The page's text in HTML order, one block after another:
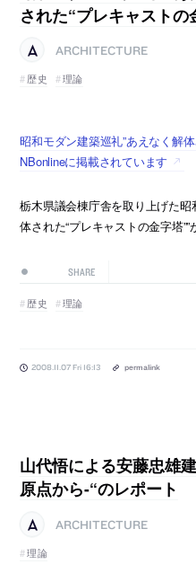
された“プレキャストの
ARCHITECTURE
歴史
理論
昭和モダン建築巡礼”あえなく解
NBonlineに掲載されています
栃木県議会棟庁舎を取り上げた
体された“プレキャストの金字塔””
SHARE
歴史 理論
2008.11.07 Fri 16:13 permalink
山代悟による安藤忠雄
原点から-“のレポート
ARCHITECTURE
理論